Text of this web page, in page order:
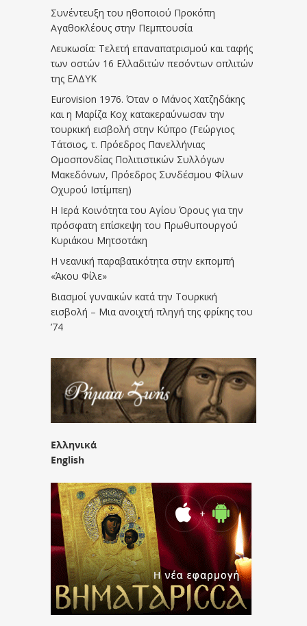
Συνέντευξη του ηθοποιού Προκόπη
Αγαθοκλέους στην Πεμπτουσία
Λευκωσία: Τελετή επαναπατρισμού και ταφής
των οστών 16 Ελλαδιτών πεσόντων οπλιτών
της ΕΛΔΥΚ
Eurovision 1976. Όταν ο Μάνος Χατζηδάκης
και η Μαρίζα Κοχ κατακεραύνωσαν την
τουρκική εισβολή στην Κύπρο (Γεώργιος
Τάτσιος, τ. Πρόεδρος Πανελλήνιας
Ομοσπονδίας Πολιτιστικών Συλλόγων
Μακεδόνων, Πρόεδρος Συνδέσμου Φίλων
Οχυρού Ιστίμπεη)
Η Ιερά Κοινότητα του Αγίου Όρους για την
πρόσφατη επίσκεψη του Πρωθυπουργού
Κυριάκου Μητσοτάκη
Η νεανική παραβατικότητα στην εκπομπή
«Άκου Φίλε»
Βιασμοί γυναικών κατά την Τουρκική
εισβολή – Μια ανοιχτή πληγή της φρίκης του
’74
Ελληνικά
English